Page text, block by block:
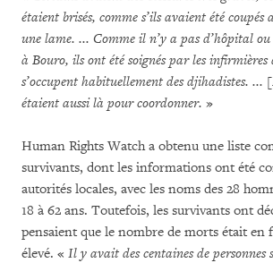
étaient brisés, comme s’ils avaient été coupés
une lame. ... Comme il n’y a pas d’hôpital ou
à Bouro, ils ont été soignés par les infirmières
s’occupent habituellement des djihadistes. ...
étaient aussi là pour coordonner. »
Human Rights Watch a obtenu une liste
survivants, dont les informations ont été
autorités locales, avec les noms des 28
18 à 62 ans. Toutefois, les survivants ont
pensaient que le nombre de morts était en
élevé. « Il y avait des centaines de personnes